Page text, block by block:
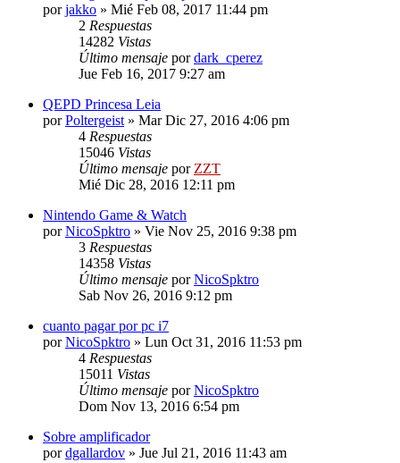
porjakko » Mié Feb 08, 2017 11:44 pm
2 Respuestas
14282 Vistas
Último mensaje pordark_cperez
Jue Feb 16, 2017 9:27 am
QEPD Princesa Leia
porPoltergeist » Mar Dic 27, 2016 4:06 pm
4 Respuestas
15046 Vistas
Último mensaje por ZZT
Mié Dic 28, 2016 12:11 pm
Nintendo Game & Watch
porNicoSpktro » Vie Nov 25, 2016 9:38 pm
3 Respuestas
14358 Vistas
Último mensaje porNicoSpktro
Sab Nov 26, 2016 9:12 pm
cuanto pagar por pc i7
porNicoSpktro » Lun Oct 31, 2016 11:53 pm
4 Respuestas
15011 Vistas
Último mensaje porNicoSpktro
Dom Nov 13, 2016 6:54 pm
Sobre amplificador
pordgallardov » Jue Jul 21, 2016 11:43 am